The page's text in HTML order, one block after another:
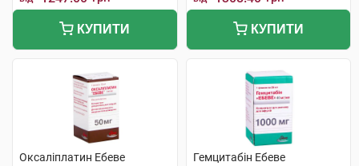
КУПИТИ КУПИТИ
Оксаліплатин Ебеве
Гемцитабін Ебеве